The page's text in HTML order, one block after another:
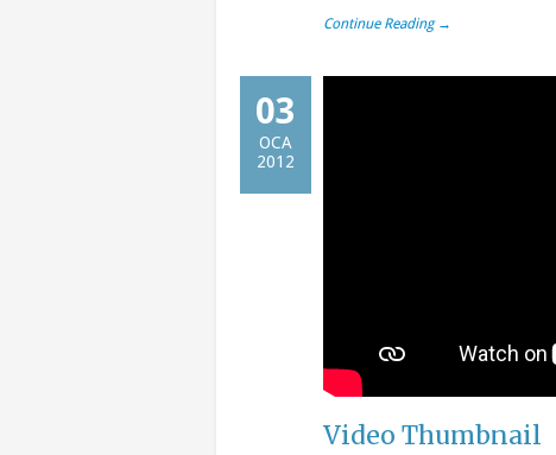
Continue Reading →
03
OCA
2012
Video Thumbnail